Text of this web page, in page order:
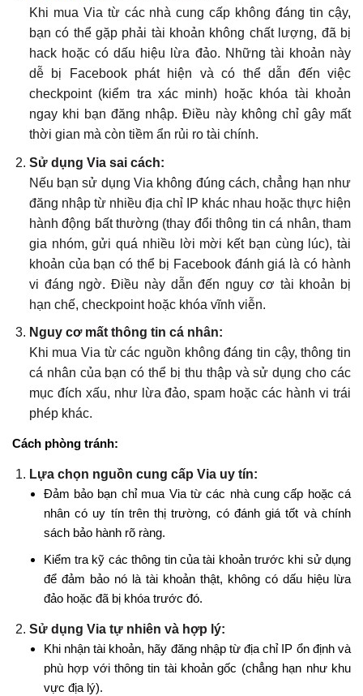
Khi mua Via từ các nhà cung cấp không đáng tin cậy,
bạn có thể gặp phải tài khoản không chất lượng, đã bị
hack hoặc có dấu hiệu lừa đảo. Những tài khoản này
dễ bị Facebook phát hiện và có thể dẫn đến việc
checkpoint (kiểm tra xác minh) hoặc khóa tài khoản
ngay khi bạn đăng nhập. Điều này không chỉ gây mất
thời gian mà còn tiềm ẩn rủi ro tài chính.
Sử dụng Via sai cách:
Nếu bạn sử dụng Via không đúng cách, chẳng hạn như
đăng nhập từ nhiều địa chỉ IP khác nhau hoặc thực hiện
hành động bất thường (thay đổi thông tin cá nhân, tham
gia nhóm, gửi quá nhiều lời mời kết bạn cùng lúc), tài
khoản của bạn có thể bị Facebook đánh giá là có hành
vi đáng ngờ. Điều này dẫn đến nguy cơ tài khoản bị
hạn chế, checkpoint hoặc khóa vĩnh viễn.
Nguy cơ mất thông tin cá nhân:
Khi mua Via từ các nguồn không đáng tin cậy, thông tin
cá nhân của bạn có thể bị thu thập và sử dụng cho các
mục đích xấu, như lừa đảo, spam hoặc các hành vi trái
phép khác.
Cách phòng tránh:
Lựa chọn nguồn cung cấp Via uy tín:
Đảm bảo bạn chỉ mua Via từ các nhà cung cấp hoặc cá
nhân có uy tín trên thị trường, có đánh giá tốt và chính
sách bảo hành rõ ràng.
Kiểm tra kỹ các thông tin của tài khoản trước khi sử dụng
để đảm bảo nó là tài khoản thật, không có dấu hiệu lừa
đảo hoặc đã bị khóa trước đó.
Sử dụng Via tự nhiên và hợp lý:
Khi nhận tài khoản, hãy đăng nhập từ địa chỉ IP ổn định và
phù hợp với thông tin tài khoản gốc (chẳng hạn như khu
vực địa lý).